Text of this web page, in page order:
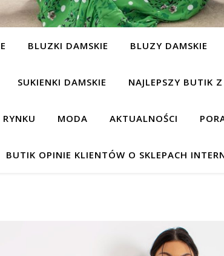
BLUZKI DAMSKIE BLUZY DAMSKIE
SUKIENKI DAMSKIE NAJLEPSZY BUTIK
MODA AKTUALNOŚCI
BUTIK OPINIE KLIENTÓW O SKLEPACH